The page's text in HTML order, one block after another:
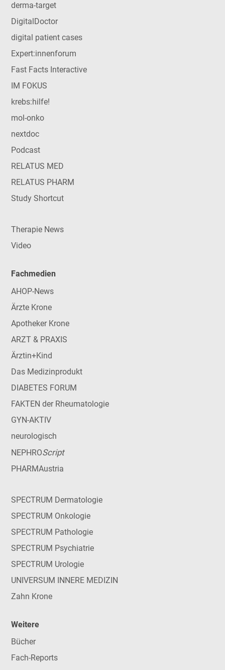
derma-target
DigitalDoctor
digital patient cases
Expert:innenforum
Fast Facts Interactive
IM FOKUS
krebs:hilfe!
mol-onko
nextdoc
Podcast
RELATUS MED
RELATUS PHARM
Study Shortcut
Therapie News
Video
Fachmedien
AHOP-News
Ärzte Krone
Apotheker Krone
ARZT & PRAXIS
Ärztin+Kind
Das Medizinprodukt
DIABETES FORUM
FAKTEN der Rheumatologie
GYN-AKTIV
neurologisch
NEPHROScript
PHARMAustria
SPECTRUM Dermatologie
SPECTRUM Onkologie
SPECTRUM Pathologie
SPECTRUM Psychiatrie
SPECTRUM Urologie
UNIVERSUM INNERE MEDIZIN
Zahn Krone
Weitere
Bücher
Fach-Reports